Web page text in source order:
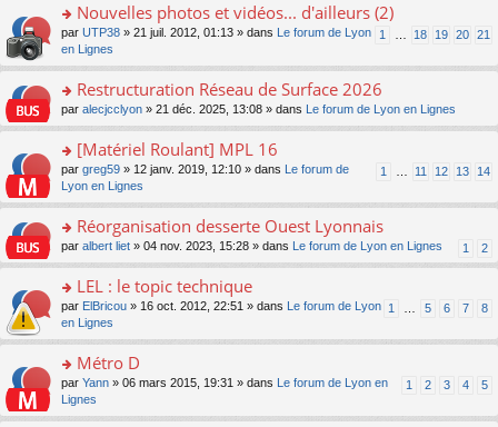
u
s
ré
c
e
nt
o
n
lu
le
u
s
ré
c
e
nt
g
e
n
o
n
lu
u
s
ré
c
e
er
le
m
e
s
s
e
n
o
n
lu
pl
s
ré
c
e
o
n
s
er
le
m
e
s
s
e
n
o
n
le
s
ré
e
Nouvelles photos et vidéos... d'ailleurs (2)
1 18 19 20 21
par UTP38 » 21 juil. 2012, 01:13 » dans
Le forum de Lyon
en Lignes
o
n
ult
er
le
m
e
s
g
e
n
o
n
le
Restructuration Réseau de Surface 2026
par alecjcclyon » 21 déc. 2025, 13:08 » dans Le forum de Lyon en Lignes
o
s
er
le
m
e
s
s
e
n
o
n
[Matériel Roulant] MPL 16
1 11 12 13 14
par greg59 » 12 janv. 2019, 12:10 » dans
Le forum de
Lyon en Lignes
o
n
ult
er
le
m
e
s
s
Réorganisation desserte Ouest Lyonnais
1 2
par albert liet » 04 nov. 2023, 15:28 » dans Le forum de Lyon en Lignes
o
n
s
er
le
m
e
LEL : le topic technique
1 5 6 7 8
par ElBricou » 16 oct. 2012, 22:51 » dans
Le forum de Lyon
en Lignes
o
s
Métro D
1 2 3 4 5
par Yann » 06 mars 2015, 19:31 » dans
Le forum de Lyon en
Lignes